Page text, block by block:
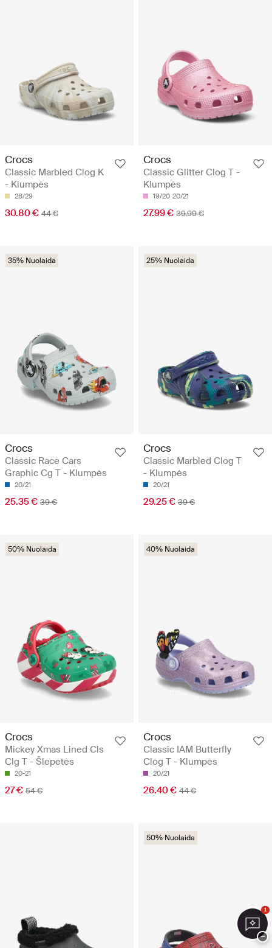
Crocs
Classic Marbled Clog K
- Klumpės
28/29
30.80 € 44 €
Crocs
Classic Glitter Clog T -
Klumpės
19/20 20/21
27.99 € 39.99 €
35% Nuolaida
Crocs
Classic Race Cars
Graphic Cg T - Klumpės
20/21
25.35 € 39 €
25% Nuolaida
Crocs
Classic Marbled Clog T
- Klumpės
20/21
29.25 € 39 €
50% Nuolaida
Crocs
Mickey Xmas Lined Cls
Clg T - Šlepetės
20-21
27 € 54 €
40% Nuolaida
Crocs
Classic IAM Butterfly
Clog T - Klumpės
20/21
26.40 € 44 €
50% Nuolaida
1
−